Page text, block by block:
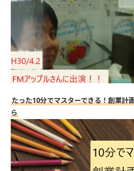
たった10分でマスターできる！創業計
ら